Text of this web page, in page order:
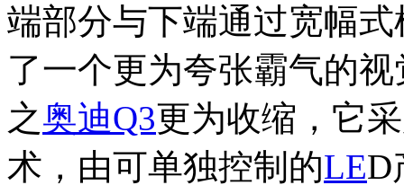
端部分与下端通过宽幅
了一个更为夸张霸气的
之奥迪Q3更为收缩，它
术，由可单独控制的LED